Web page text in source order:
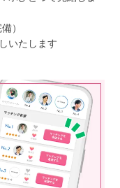
）
いたします